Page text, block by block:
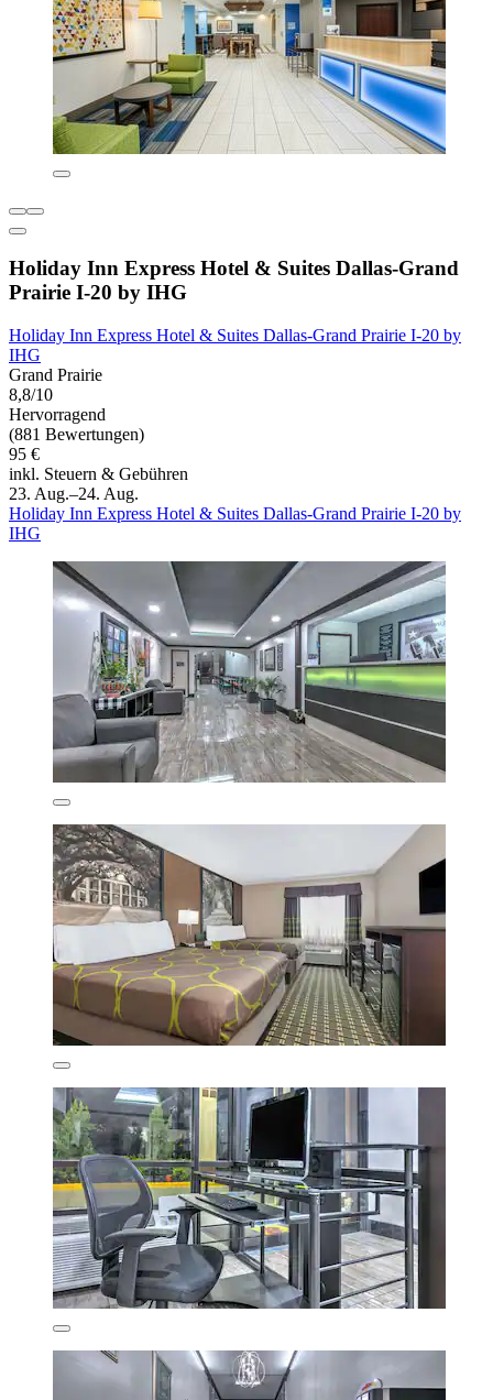
Holiday Inn Express Hotel & Suites Dallas-Grand
Prairie I-20 by IHG
Holiday Inn Express Hotel & Suites Dallas-Grand Prairie I-20 by
IHG
Grand Prairie
8,8/10
Hervorragend
(881 Bewertungen)
95 €
inkl. Steuern & Gebühren
23. Aug.–24. Aug.
Holiday Inn Express Hotel & Suites Dallas-Grand Prairie I-20 by
IHG